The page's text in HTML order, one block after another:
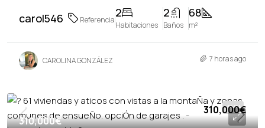
carol546 Referencia
2
Habitaciones
2
Baños
68
m²
CAROLINA GONZÁLEZ 7 horas ago
VENTA
310,000€
310,000€